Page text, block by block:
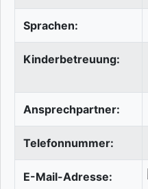
Sprachen:
Kinderbetreuung:
Ansprechpartner:
Telefonnummer:
E-Mail-Adresse: